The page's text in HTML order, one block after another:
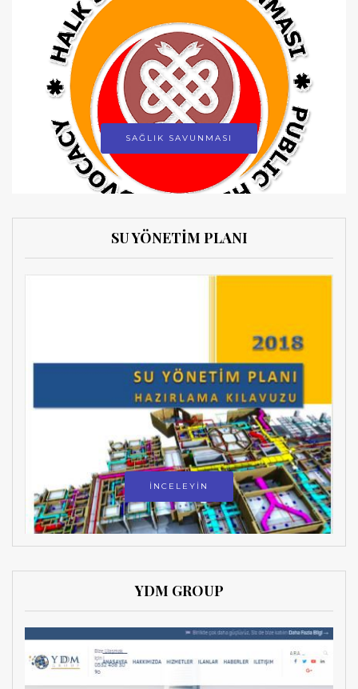
SAĞLIK SAVUNMASI
SU YÖNETİM PLANI
İNCELEYİN
YDM GROUP